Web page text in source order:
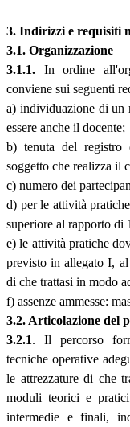
3. Indirizzi e requisiti
3.1. Organizzazione
3.1.1. In ordine
conviene sui seguenti
a) individuazione di un
essere anche il docente;
b) tenuta del registro
soggetto che realizza il
c) numero dei
d) per le attività
superiore al rapporto di
e) le attività pratiche
previsto in allegato I,
di che trattasi in modo
f) assenze ammesse:
3.2. Articolazione del
3.2.1. Il percorso
tecniche operative
le attrezzature di che
moduli teorici e
intermedie e finali,